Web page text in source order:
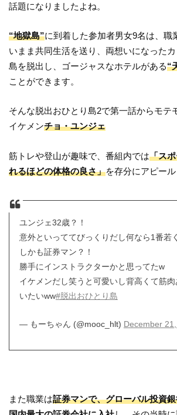
話題になりましたよね。
“地獄島”に到着した参加者男女9名は、職
いまま共同生活を送り、両想いになった
島を脱出し、ゴージャスなホテルがある“
ことができます。
そんな脱出おひとり島2で第一話からモテ
イケメンチョ・ユンジェ
筋トレや登山が趣味で、番組内では「ス
れるほどの体格の良さ」を存分にアピール
ユンジェ32歳？！
意外といっててびっくりだし何なら1番若
しかも証券マン？！
勝手にインストラクターかと思ってたw
イケメンだし笑うと可愛いし背高くて筋
いたいww#脱出おひとり島
— もーちゃん (@mooc_hlt) December
また職業は証券マンで、グローバル投資